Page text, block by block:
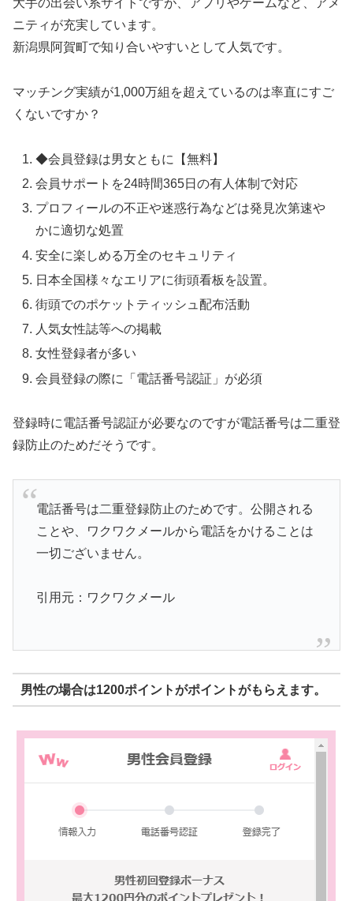
大手の出会い系サイトですが、アプリやゲームなど、アメ
ニティが充実しています。
新潟県阿賀町で知り合いやすいとして人気です。
マッチング実績が1,000万組を超えているのは率直にすご
くないですか？
◆会員登録は男女ともに【無料】
会員サポートを24時間365日の有人体制で対応
プロフィールの不正や迷惑行為などは発見次第速や
かに適切な処置
安全に楽しめる万全のセキュリティ
日本全国様々なエリアに街頭看板を設置。
街頭でのポケットティッシュ配布活動
人気女性誌等への掲載
女性登録者が多い
会員登録の際に「電話番号認証」が必須
登録時に電話番号認証が必要なのですが電話番号は二重登
録防止のためだそうです。
電話番号は二重登録防止のためです。公開される
ことや、ワクワクメールから電話をかけることは
一切ございません。
引用元：ワクワクメール
男性の場合は1200ポイントがポイントがもらえます。